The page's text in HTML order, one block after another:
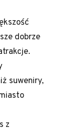
dobrze
suweniry,
z